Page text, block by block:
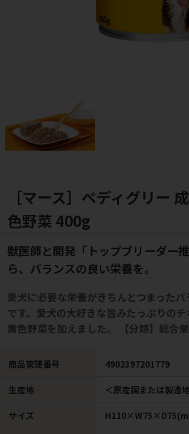
［マース］ペディグリー
色野菜 400g
獣医師と開発「トップブリーダー
ら、バランスの良い栄養を。
愛犬に必要な栄養がきちんとつまった
です。愛犬の大好きな旨みたっぷりの
黄色野菜を加えました。 【分類】総合
商品管理番号 4902397201779
生産地 ＜原産国または製造
サイズ